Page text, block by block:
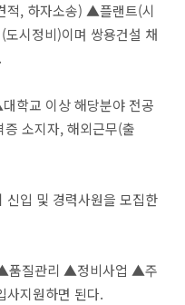
적, 하자소송) ▲플랜트(시
시정비)이며 쌍용건설 채
학교 이상 해당분야 전공
소지자, 해외근무(출
신입 및 경력사원을 모집한
질관리 ▲정비사업 ▲주
사지원하면 된다.